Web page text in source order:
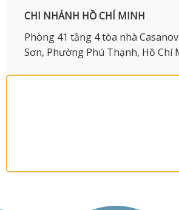
CHI NHÁNH HỒ CHÍ MINH
Phòng 41 tầng 4 tòa nhà
Sơn, Phường Phú Thạnh, Hồ Chí